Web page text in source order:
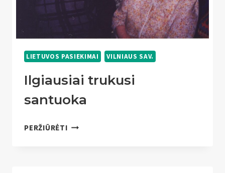
LIETUVOS PASIEKIMAI VILNIAUS SAV.
Ilgiausiai trukusi
santuoka
PERŽIŪRĖTIILGIAUSIAI